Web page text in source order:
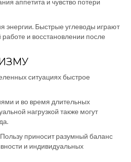
аппетита и чувство потери
энергии. Быстрые углеводы играют
и восстановлении после
ситуациях быстрое
и во время длительных
нагрузкой также могут
приносит разумный баланс
и индивидуальных